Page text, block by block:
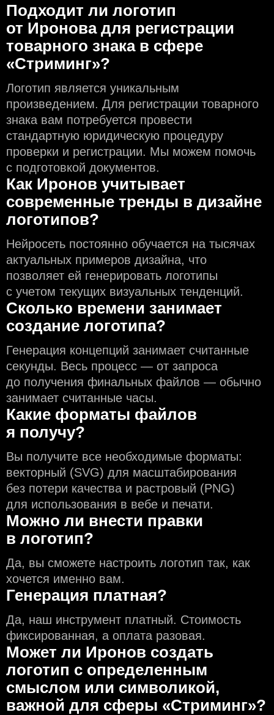
Подходит ли логотип
от Иронова для регистрации
товарного знака в сфере
«Стриминг»?
Логотип является уникальным
произведением. Для регистрации товарного
знака вам потребуется провести
стандартную юридическую процедуру
проверки и регистрации. Мы можем помочь
с подготовкой документов.
Как Иронов учитывает
современные тренды в дизайне
логотипов?
Нейросеть постоянно обучается на тысячах
актуальных примеров дизайна, что
позволяет ей генерировать логотипы
с учeтом текущих визуальных тенденций.
Сколько времени занимает
создание логотипа?
Генерация концепций занимает считанные
секунды. Весь процесс — от запроса
до получения финальных файлов — обычно
занимает считанные часы.
Какие форматы файлов
я получу?
Вы получите все необходимые форматы:
векторный (SVG) для масштабирования
без потери качества и растровый (PNG)
для использования в вебе и печати.
Можно ли внести правки
в логотип?
Да, вы сможете настроить логотип так, как
хочется именно вам.
Генерация платная?
Да, наш инструмент платный. Стоимость
фиксированная, а оплата разовая.
Может ли Иронов создать
логотип с определeнным
смыслом или символикой,
важной для сферы «Стриминг»?